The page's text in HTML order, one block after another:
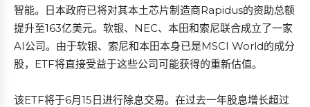
智能。日本政府已将对其本土芯片制造商Rapidus的资助总额
提升至163亿美元。软银、NEC、本田和索尼联合成立了一家
AI公司。由于软银、索尼和本田本身已是MSCI World的成分
股，ETF将直接受益于这些公司可能获得的重新估值。
该ETF将于6月15日进行除息交易。在过去一年股息增长超过